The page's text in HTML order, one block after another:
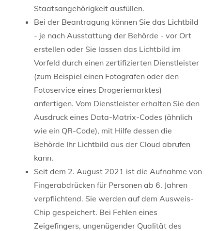
Staatsangehörigkeit ausfüllen.
Bei der Beantragung können Sie das Lichtbild
- je nach Ausstattung der Behörde - vor Ort
erstellen oder Sie lassen das Lichtbild im
Vorfeld durch einen zertifizierten Dienstleister
(zum Beispiel einen Fotografen oder den
Fotoservice eines Drogeriemarktes)
anfertigen. Vom Dienstleister erhalten Sie den
Ausdruck eines Data-Matrix-Codes (ähnlich
wie ein QR-Code), mit Hilfe dessen die
Behörde Ihr Lichtbild aus der Cloud abrufen
kann.
Seit dem 2. August 2021 ist die Aufnahme von
Fingerabdrücken für Personen ab 6. Jahren
verpflichtend. Sie werden auf dem Ausweis-
Chip gespeichert. Bei Fehlen eines
Zeigefingers, ungenügender Qualität des